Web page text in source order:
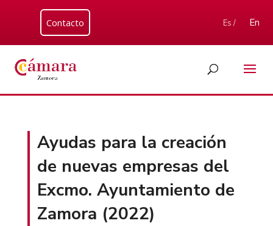
Contacto Es / En
Ayudas para la creación
de nuevas empresas del
Excmo. Ayuntamiento de
Zamora (2022)